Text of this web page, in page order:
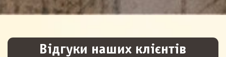
Відгуки наших клієнтів